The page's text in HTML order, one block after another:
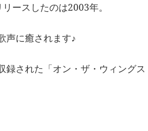
ースしたのは2003年。
声に癒されます♪
録された「オン・ザ・ウィングス